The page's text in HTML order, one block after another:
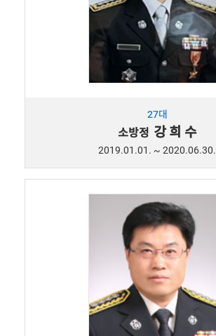
27대
소방정 강 희 수
2019.01.01. ~ 2020.06.30.